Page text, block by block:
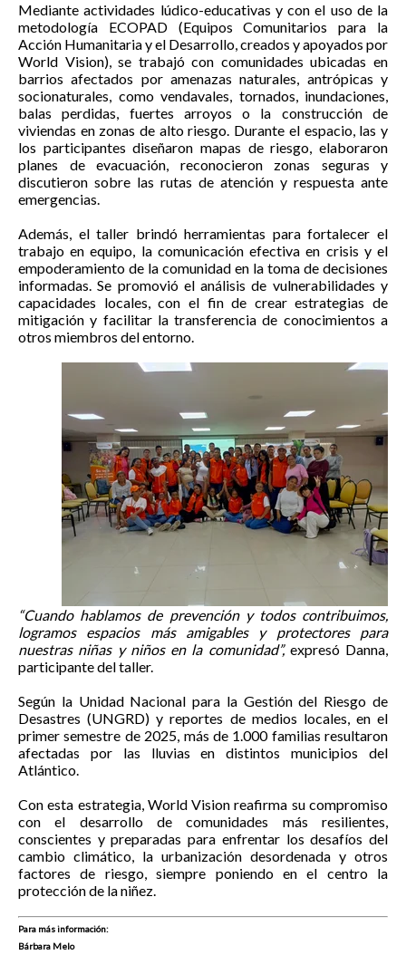
Mediante actividades lúdico-educativas y con el uso de la
metodología ECOPAD (Equipos Comunitarios para la
Acción Humanitaria y el Desarrollo, creados y apoyados por
World Vision), se trabajó con comunidades ubicadas en
barrios afectados por amenazas naturales, antrópicas y
socionaturales, como vendavales, tornados, inundaciones,
balas perdidas, fuertes arroyos o la construcción de
viviendas en zonas de alto riesgo. Durante el espacio, las y
los participantes diseñaron mapas de riesgo, elaboraron
planes de evacuación, reconocieron zonas seguras y
discutieron sobre las rutas de atención y respuesta ante
emergencias.
Además, el taller brindó herramientas para fortalecer el
trabajo en equipo, la comunicación efectiva en crisis y el
empoderamiento de la comunidad en la toma de decisiones
informadas. Se promovió el análisis de vulnerabilidades y
capacidades locales, con el fin de crear estrategias de
mitigación y facilitar la transferencia de conocimientos a
otros miembros del entorno.
“Cuando hablamos de prevención y todos contribuimos,
logramos espacios más amigables y protectores para
nuestras niñas y niños en la comunidad”,expresó Danna,
participante del taller.
Según la Unidad Nacional para la Gestión del Riesgo de
Desastres (UNGRD) y reportes de medios locales, en el
primer semestre de 2025, más de 1.000 familias resultaron
afectadas por las lluvias en distintos municipios del
Atlántico.
Con esta estrategia, World Vision reafirma su compromiso
con el desarrollo de comunidades más resilientes,
conscientes y preparadas para enfrentar los desafíos del
cambio climático, la urbanización desordenada y otros
factores de riesgo, siempre poniendo en el centro la
protección de la niñez.
Para más información:
Bárbara Melo